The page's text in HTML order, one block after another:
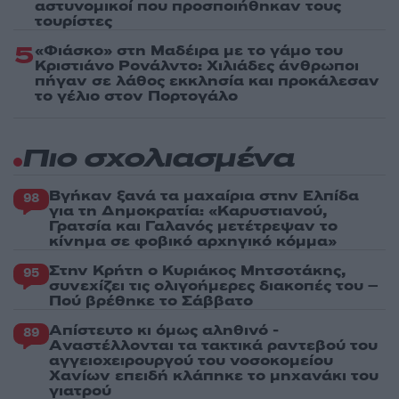
αστυνομικοί που προσποιήθηκαν τους
τουρίστες
5«Φιάσκο» στη Μαδέιρα με το γάμο του
Κριστιάνο Ρονάλντο: Χιλιάδες άνθρωποι
πήγαν σε λάθος εκκλησία και προκάλεσαν
το γέλιο στον Πορτογάλο
Πιο σχολιασμένα
98 Βγήκαν ξανά τα μαχαίρια στην Ελπίδα
για τη Δημοκρατία: «Καρυστιανού,
Γρατσία και Γαλανός μετέτρεψαν το
κίνημα σε φοβικό αρχηγικό κόμμα»
95 Στην Κρήτη ο Κυριάκος Μητσοτάκης,
συνεχίζει τις ολιγοήμερες διακοπές του –
Πού βρέθηκε το Σάββατο
89 Απίστευτο κι όμως αληθινό -
Aναστέλλονται τα τακτικά ραντεβού του
αγγειοχειρουργού του νοσοκομείου
Χανίων επειδή κλάπηκε το μηχανάκι του
γιατρού